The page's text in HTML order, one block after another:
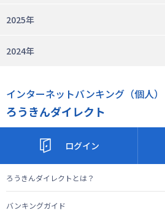
2025年
2024年
インターネットバンキング（個人）
ろうきんダイレクト
ログイン
ろうきんダイレクトとは？
バンキングガイド